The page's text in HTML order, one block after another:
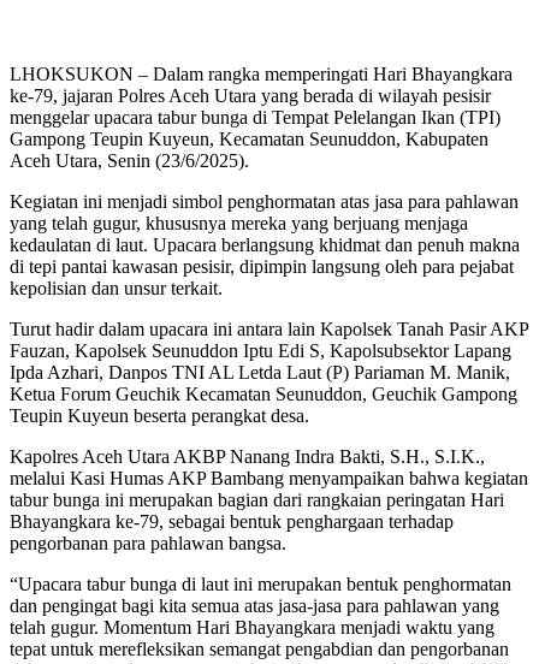
LHOKSUKON – Dalam rangka memperingati Hari Bhayangkara
ke-79, jajaran Polres Aceh Utara yang berada di wilayah pesisir
menggelar upacara tabur bunga di Tempat Pelelangan Ikan (TPI)
Gampong Teupin Kuyeun, Kecamatan Seunuddon, Kabupaten
Aceh Utara, Senin (23/6/2025).
Kegiatan ini menjadi simbol penghormatan atas jasa para pahlawan
yang telah gugur, khususnya mereka yang berjuang menjaga
kedaulatan di laut. Upacara berlangsung khidmat dan penuh makna
di tepi pantai kawasan pesisir, dipimpin langsung oleh para pejabat
kepolisian dan unsur terkait.
Turut hadir dalam upacara ini antara lain Kapolsek Tanah Pasir AKP
Fauzan, Kapolsek Seunuddon Iptu Edi S, Kapolsubsektor Lapang
Ipda Azhari, Danpos TNI AL Letda Laut (P) Pariaman M. Manik,
Ketua Forum Geuchik Kecamatan Seunuddon, Geuchik Gampong
Teupin Kuyeun beserta perangkat desa.
Kapolres Aceh Utara AKBP Nanang Indra Bakti, S.H., S.I.K.,
melalui Kasi Humas AKP Bambang menyampaikan bahwa kegiatan
tabur bunga ini merupakan bagian dari rangkaian peringatan Hari
Bhayangkara ke-79, sebagai bentuk penghargaan terhadap
pengorbanan para pahlawan bangsa.
“Upacara tabur bunga di laut ini merupakan bentuk penghormatan
dan pengingat bagi kita semua atas jasa-jasa para pahlawan yang
telah gugur. Momentum Hari Bhayangkara menjadi waktu yang
tepat untuk merefleksikan semangat pengabdian dan pengorbanan